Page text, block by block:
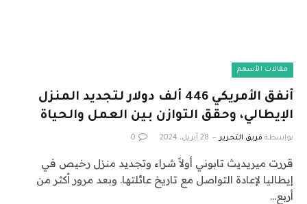
مقالات الأسهم
أنفق الأمريكي 446 ألف دولار لتجديد المنزل
الإيطالي، وحقق التوازن بين العمل والحياة
بواسطة فريق التحرير 28 أبريل، 2024 0
قررت ميريديث تابوني أولاً شراء وتجديد منزل رخيص في
إيطاليا لإعادة التواصل مع تاريخ عائلتها. وبعد مرور أكثر من
أربع…